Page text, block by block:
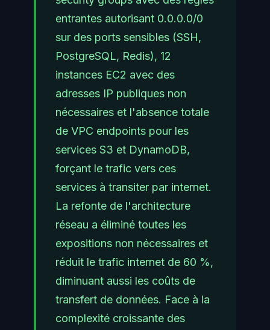
entrantes autorisant 0.0.0.0/0
sur des ports sensibles (SSH,
PostgreSQL, Redis), 12
instances EC2 avec des
adresses IP publiques non
nécessaires et l'absence totale
de VPC endpoints pour les
services S3 et DynamoDB,
forçant le trafic vers ces
services à transiter par internet.
La refonte de l'architecture
réseau a éliminé toutes les
expositions non nécessaires et
réduit le trafic internet de 60 %,
diminuant aussi les coûts de
transfert de données. Face à la
complexité croissante des